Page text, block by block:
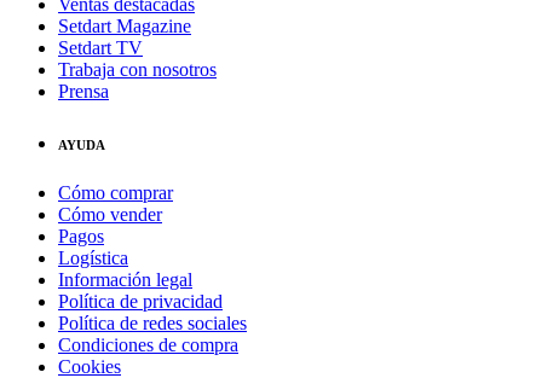
Ventas destacadas
Setdart Magazine
Setdart TV
Trabaja con nosotros
Prensa
AYUDA
Cómo comprar
Cómo vender
Pagos
Logística
Información legal
Política de privacidad
Política de redes sociales
Condiciones de compra
Cookies